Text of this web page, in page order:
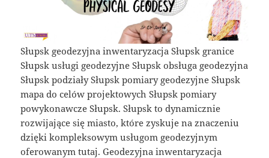
Słupsk geodezyjna inwentaryzacja Słupsk granice
Słupsk usługi geodezyjne Słupsk obsługa geodezyjna
Słupsk podziały Słupsk pomiary geodezyjne Słupsk
mapa do celów projektowych Słupsk pomiary
powykonawcze Słupsk. Słupsk to dynamicznie
rozwijające się miasto, które zyskuje na znaczeniu
dzięki kompleksowym usługom geodezyjnym
oferowanym tutaj. Geodezyjna inwentaryzacja